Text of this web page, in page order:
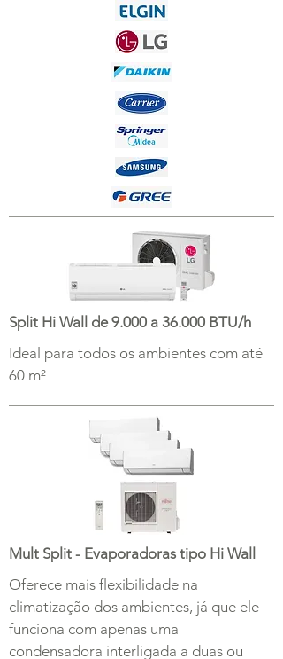
Split Hi Wall de 9.000 a 36.000 BTU/h
Ideal para todos os ambientes com até
60 m²
Mult Split - Evaporadoras tipo Hi Wall
Oferece mais flexibilidade na
climatização dos ambientes, já que ele
funciona com apenas uma
condensadora interligada a duas ou